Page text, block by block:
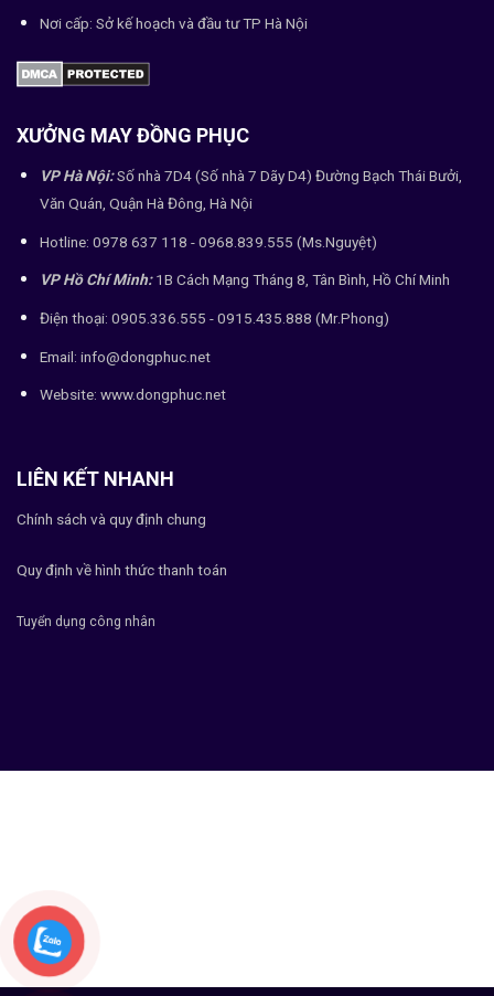
Nơi cấp: Sở kế hoạch và đầu tư TP Hà Nội
XƯỞNG MAY ĐỒNG PHỤC
VP Hà Nội:Số nhà 7D4 (Số nhà 7 Dãy D4) Đường Bạch Thái Bưởi,
Văn Quán, Quận Hà Đông, Hà Nội
Hotline: 0978 637 118 - 0968.839.555 (Ms.Nguyệt)
VP Hồ Chí Minh:1B Cách Mạng Tháng 8, Tân Bình, Hồ Chí Minh
Điện thoại: 0905.336.555 - 0915.435.888 (Mr.Phong)
Email: info@dongphuc.net
Website: www.dongphuc.net
LIÊN KẾT NHANH
Chính sách và quy định chung
Quy định về hình thức thanh toán
Tuyển dụng công nhân